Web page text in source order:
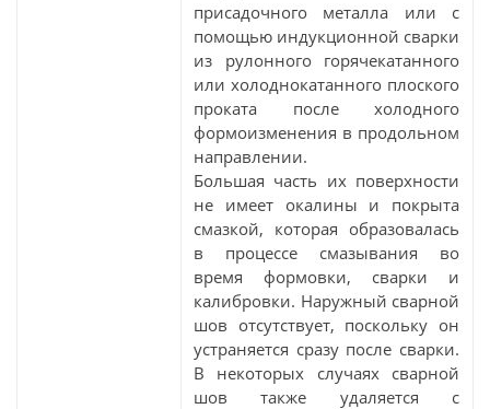
присадочного металла или с
помощью индукционной сварки
из рулонного горячекатанного
или холоднокатанного плоского
проката после холодного
формоизменения в продольном
направлении.
Большая часть их поверхности
не имеет окалины и покрыта
смазкой, которая образовалась
в процессе смазывания во
время формовки, сварки и
калибровки. Наружный сварной
шов отсутствует, поскольку он
устраняется сразу после сварки.
В некоторых случаях сварной
шов также удаляется с